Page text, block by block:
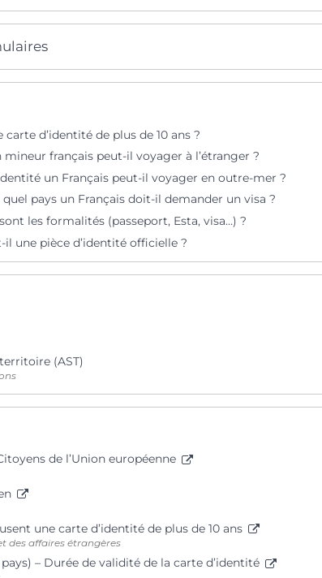
d’identité de plus de 10 ans ?
français peut-il voyager à l’étranger ?
un Français peut-il voyager en outre-mer ?
quel pays un Français doit-il demander un visa ?
les formalités (passeport, Esta, visa…) ?
une pièce d’identité officielle ?
(AST)
de l’Union européenne
une carte d’identité de plus de 10 ans
des affaires étrangères
– Durée de validité de la carte d’identité